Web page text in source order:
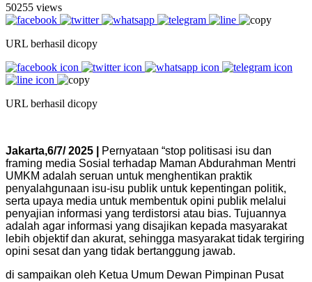
50255 views
URL berhasil dicopy
URL berhasil dicopy
Jakarta,6/7/ 2025 |
Pernyataan “stop politisasi isu dan
framing media Sosial terhadap Maman Abdurahman Mentri
UMKM adalah seruan untuk menghentikan praktik
penyalahgunaan isu-isu publik untuk kepentingan politik,
serta upaya media untuk membentuk opini publik melalui
penyajian informasi yang terdistorsi atau bias. Tujuannya
adalah agar informasi yang disajikan kepada masyarakat
lebih objektif dan akurat, sehingga masyarakat tidak tergiring
opini sesat dan yang tidak bertanggung jawab.
di sampaikan oleh Ketua Umum Dewan Pimpinan Pusat